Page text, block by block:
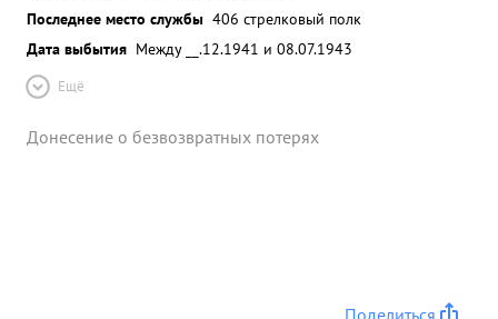
Последнее место службы 406 стрелковый полк
Дата выбытия Между __.12.1941 и 08.07.1943
Ещё
Донесение о безвозвратных потерях
Поделиться